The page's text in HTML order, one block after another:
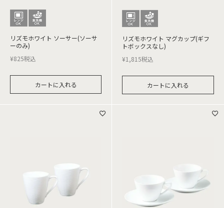
リズモホワイト ソーサー(ソーサ
ーのみ)
¥825税込
カートに入れる
リズモホワイト マグカップ(ギフ
トボックスなし)
¥1,815税込
カートに入れる